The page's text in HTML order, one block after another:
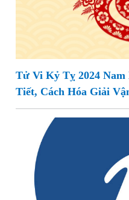
Tử Vi Kỷ Tỵ 2024
Tiết, Cách Hóa Giải